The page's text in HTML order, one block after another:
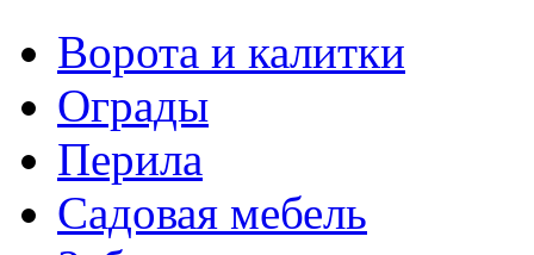
Ворота и калитки
Ограды
Перила
Садовая мебель